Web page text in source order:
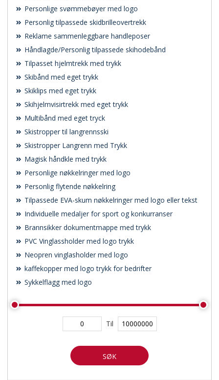
Personlige svømmebøyer med logo
Personlig tilpassede skidbrilleovertrekk
Reklame sammenleggbare handleposer
Håndlagde/Personlig tilpassede skihodebånd
Tilpasset hjelmtrekk med trykk
Skibånd med eget trykk
Skiklips med eget trykk
Skihjelmvisirtrekk med eget trykk
Multibånd med eget tryck
Skistropper til langrennsski
Skistropper Langrenn med Trykk
Magisk håndkle med trykk
Personlige nøkkelringer med logo
Personlig flytende nøkkelring
Tilpassede EVA-skum nøkkelringer med logo eller tekst
Individuelle medaljer for sport og konkurranser
Brannsikker dokumentmappe med trykk
PVC Vinglassholder med logo trykk
Neopren vinglasholder med logo
kaffekopper med logo trykk for bedrifter
Sykkelflagg med logo
Til
SØK